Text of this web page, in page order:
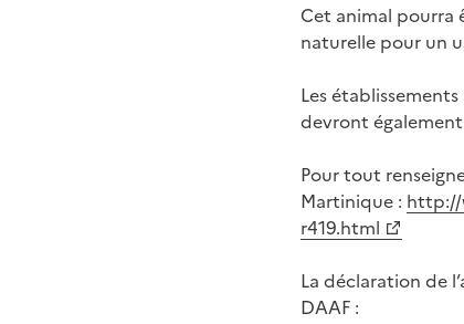
Cet animal pourra
naturelle pour un
Les
devront
Pour tout
Martinique : http://
r419.html
La déclaration de
DAAF :